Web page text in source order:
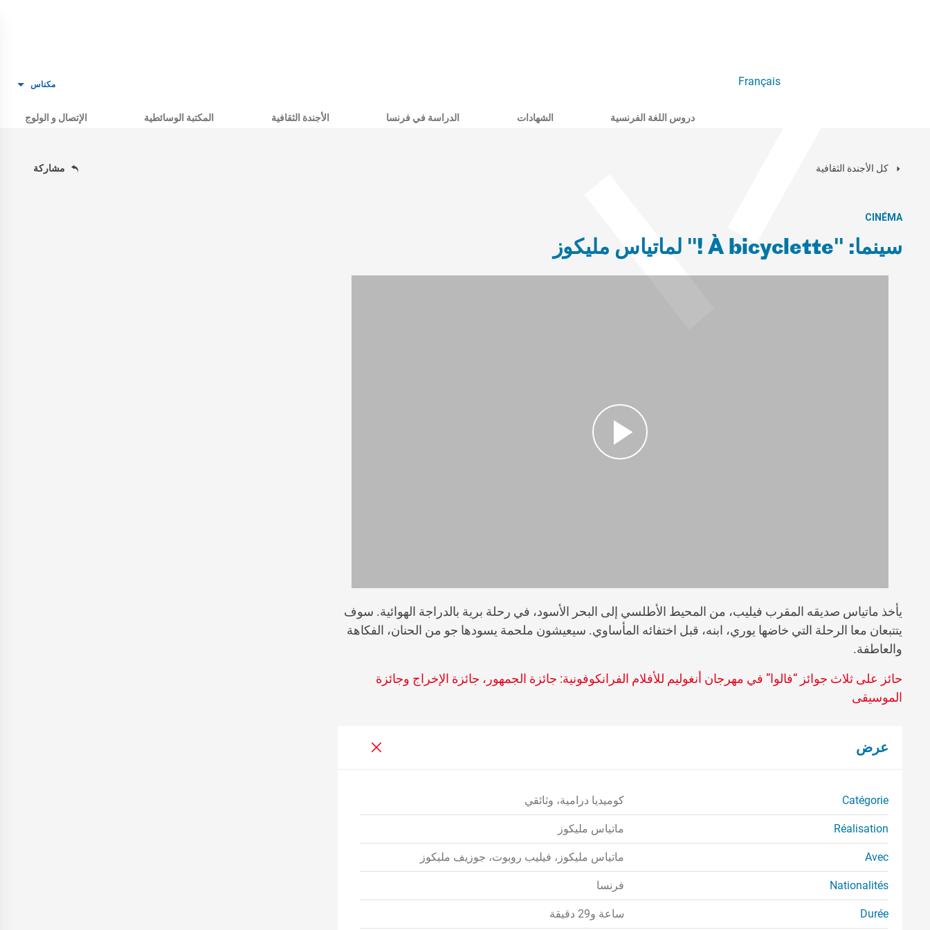
Français مكناس
دروس اللغة الفرنسية الشهادات الدراسة في فرنسا الأجندة الثقافية المكتبة الوسائطية الإتصال و الولوج
كل الأجندة الثقافية مشاركة
CINÉMA
سينما: "À bicyclette !" لماتياس مليكوز
يأخذ ماتياس صديقه المقرب فيليب، من المحيط الأطلسي إلى البحر الأسود، في رحلة برية بالدراجة الهوائية. سوف
يتتبعان معا الرحلة التي خاضها يوري، ابنه، قبل اختفائه المأساوي. سيعيشون ملحمة يسودها جو من الحنان، الفكاهة
والعاطفة.
حائز على ثلاث جوائز “فالوا” في مهرجان أنغوليم للأفلام الفرانكوفونية: جائزة الجمهور، جائزة الإخراج وجائزة
الموسيقى
عرض
Catégorie كوميديا درامية، وثائقي
Réalisation ماتياس مليكوز
Avec ماتياس مليكوز، فيليب روبوت، جوزيف مليكوز
Nationalités فرنسا
Durée ساعة و29 دقيقة